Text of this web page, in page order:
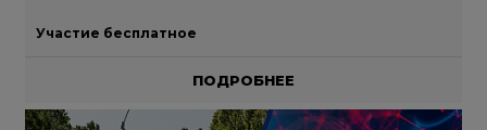
Участие бесплатное
ПОДРОБНЕЕ